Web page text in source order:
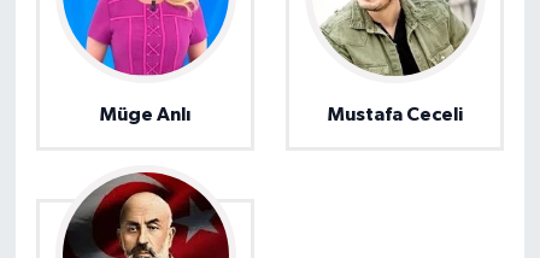
Müge Anlı Mustafa Ceceli